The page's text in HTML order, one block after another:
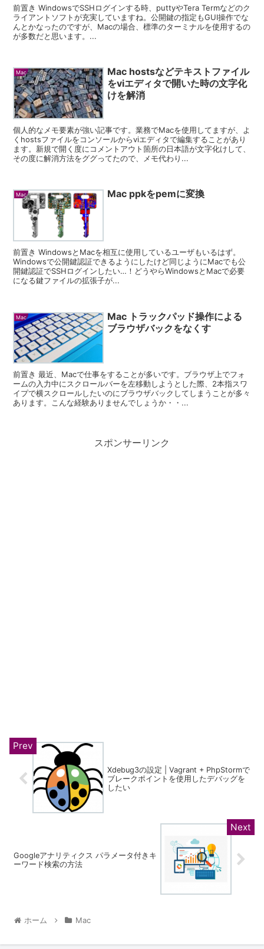
前置き WindowsでSSHログインする時、puttyやTera Termなどのク
ライアントソフトが充実していますね。公開鍵の指定もGUI操作でな
んとかなったのですが、Macの場合、標準のターミナルを使用するの
が多数だと思います。...
Mac
Mac hostsなどテキストファイル
をviエディタで開いた時の文字化
けを解消
個人的なメモ要素が強い記事です。業務でMacを使用してますが、よ
くhostsファイルをコンソールからviエディタで編集することがあり
ます。新規で開く度にコメントアウト箇所の日本語が文字化けして、
その度に解消方法をググってたので、メモ代わり...
Mac Mac ppkをpemに変換
前置き WindowsとMacを相互に使用しているユーザもいるはず。
Windowsで公開鍵認証できるようにしたけど同じようにMacでも公
開鍵認証でSSHログインしたい…！どうやらWindowsとMacで必要
になる鍵ファイルの拡張子が...
Mac
Mac トラックパッド操作による
ブラウザバックをなくす
前置き 最近、Macで仕事をすることが多いです。ブラウザ上でフォ
ームの入力中にスクロールバーを左移動しようとした際、2本指スワ
イプで横スクロールしたいのにブラウザバックしてしまうことが多々
あります。こんな経験ありませんでしょうか・・...
スポンサーリンク
Xdebug3の設定 | Vagrant + PhpStormで
ブレークポイントを使用したデバッグを
したい
Googleアナリティクス パラメータ付きキ
ーワード検索の方法
ホーム Mac